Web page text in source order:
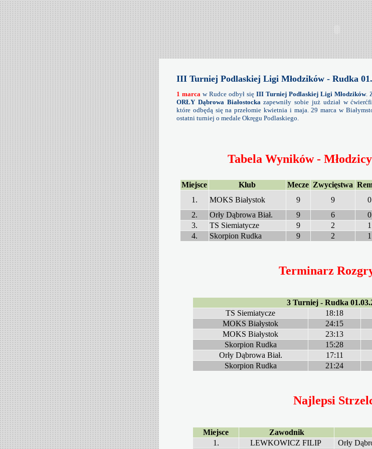
III Turniej Podlaskiej Ligi Młodzików - Rudka
1 marca w Rudce odbył się III Turniej Podlaskiej Ligi Młodzików.
ORŁY Dąbrowa Białostockazapewniły sobie już udział w
które odbędą się na przełomie kwietnia i maja. 29 marca w
ostatni turniej o medale Okręgu Podlaskiego.
Tabela Wyników -
Miejsce Klub Mecze Zwycięstwa
1.
MOKS Białystok 9 9 0
2.
Orły Dąbrowa Biał. 9 6 0
3.
TS Siemiatycze 9 2 1
4.
Skorpion Rudka 9 2 1
Terminarz
3 Turniej - Rudka
TS Siemiatycze
18:18
MOKS Białystok
24:15
MOKS Białystok
23:13
Skorpion Rudka
15:28
Orły Dąbrowa Biał.
17:11
Skorpion Rudka
21:24
Najlepsi
Miejsce Zawodnik
1.
LEWKOWICZ FILIP Orły